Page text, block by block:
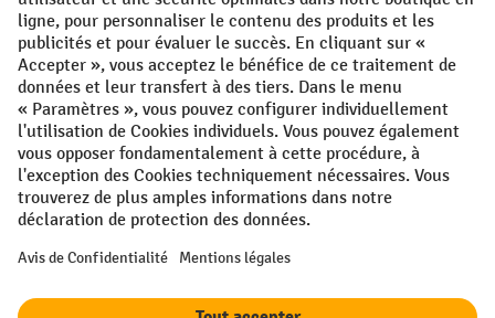
Protection des Données Politique de cookies
All prices excl. VAT plusshipping costsand possible delivery charges,
if not stated otherwise.
¹ La remise est valable jusqu'à épuisement des stocks. La remise ne
s'applique pas aux prix spéciaux. Il n'est pas possible de le combiner
avec d'autres réductions en pourcentage ou bons de réduction. | ² La
réduction sera accordée une seule fois lors de la première inscription
à la newsletter. Le code de réduction est valable pendant 10 jours et
nette minimale de 250,00 €. La réduction varie selon la catégorie de
électriques, les gerbeurs électriques, les chariots élévateurs